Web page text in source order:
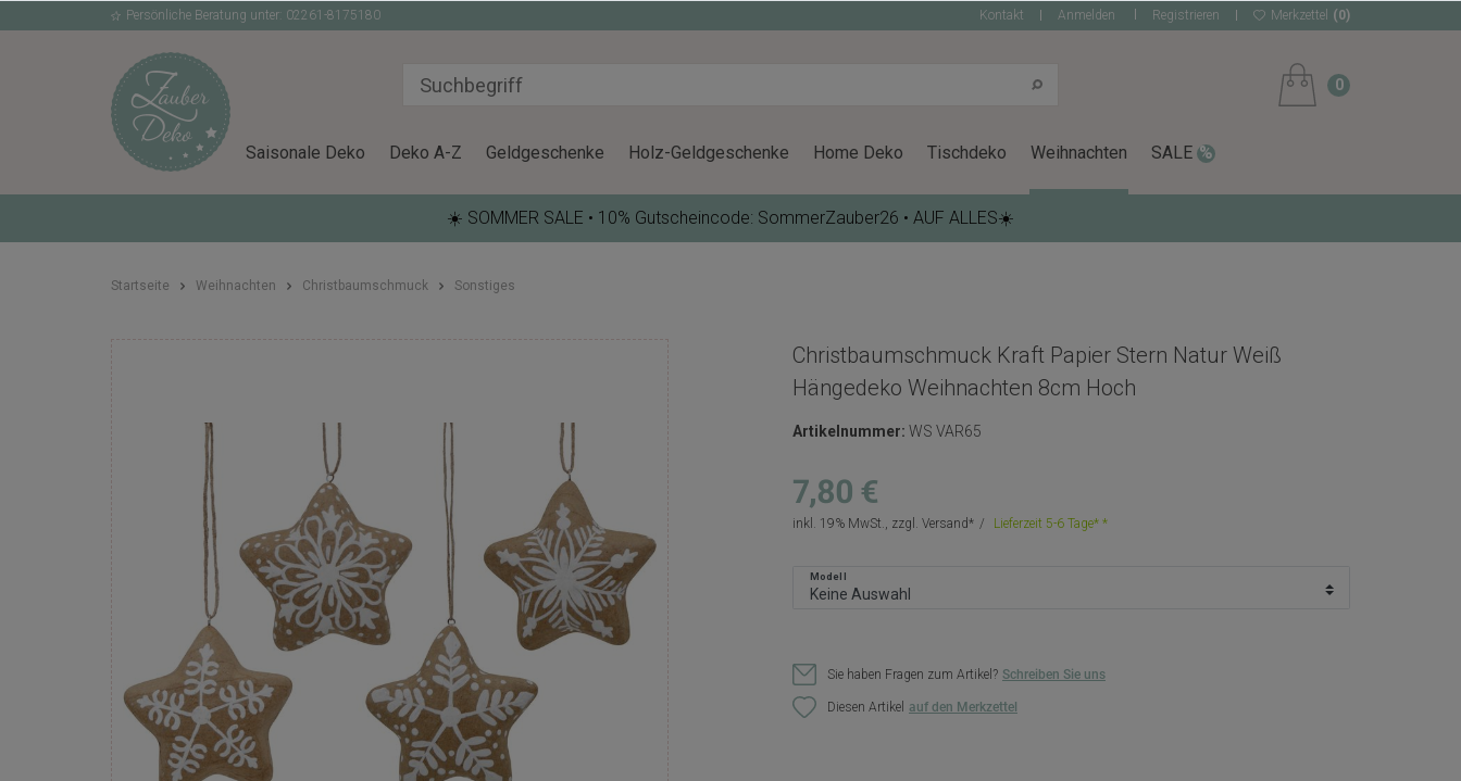
Persönliche Beratung unter: 02261-8175180 Kontakt Anmelden Registrieren Merkzettel (0)
0
Saisonale Deko Deko A-Z Geldgeschenke Holz-Geldgeschenke Home Deko Tischdeko Weihnachten SALE
☀️ SOMMER SALE • 10% Gutscheincode: SommerZauber26 • AUF ALLES☀️
Startseite Weihnachten Christbaumschmuck Sonstiges
Christbaumschmuck Kraft Papier Stern Natur Weiß
Hängedeko Weihnachten 8cm Hoch
Artikelnummer: WS VAR65
7,80 €
inkl. 19% MwSt., zzgl. Versand Lieferzeit 5-6 Tage*
Modell
Sie haben Fragen zum Artikel? Schreiben Sie uns
Diesen Artikel